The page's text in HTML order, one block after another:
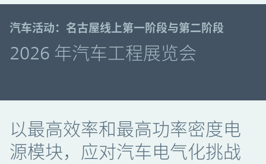
汽车活动：名古屋线上第一阶段与第二阶段
2026 年汽车工程展览会
以最高效率和最高功率密度电
源模块，应对汽车电气化挑战